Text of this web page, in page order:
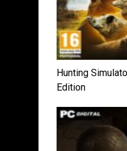
Hunting
Edition